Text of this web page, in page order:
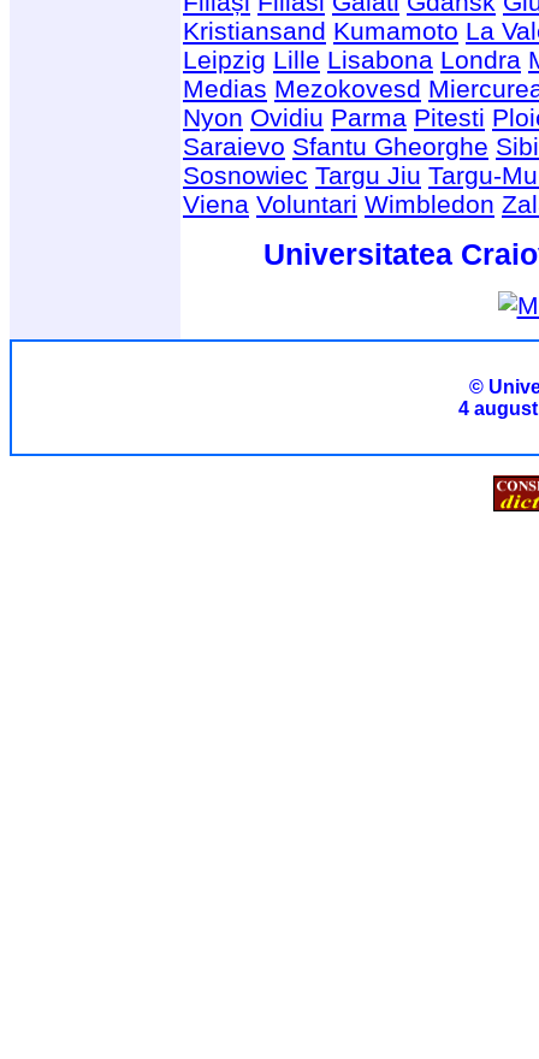
Kristiansand Kumamoto La
Leipzig Lille Lisabona Londra
Medias Mezokovesd
Nyon Ovidiu Parma Pitesti
Saraievo Sfantu Gheorghe
Sosnowiec Targu Jiu Targu-
Viena Voluntari Wimbledon
Universitatea
©
4